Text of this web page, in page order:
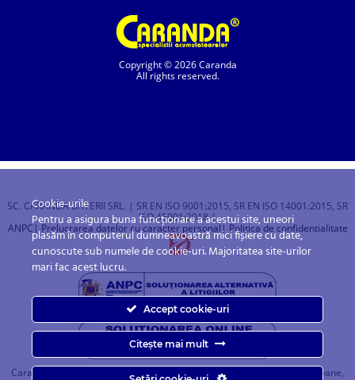
Copyright © 2026 Caranda
All rights reserved.
SC. CARANDA BATERII SRL. | SR EN ISO 9001:2015, SR EN ISO 14001:2015, SR
ISO 45001:2018 |
ANPC | Prelucrarea datelor cu caracter personal| Politica de confidentialitate
Caranda.ro este un magazin online cu baterii pentru automobile, camioane,
Cookie-urile
Pentru a asigura buna funcționare a acestui site, uneori
plasăm în computerul dumneavoastră mici fișiere cu date,
cunoscute sub numele de cookie-uri. Majoritatea site-urilor
mari fac acest lucru.
Accept cookie-uri
Citește mai mult